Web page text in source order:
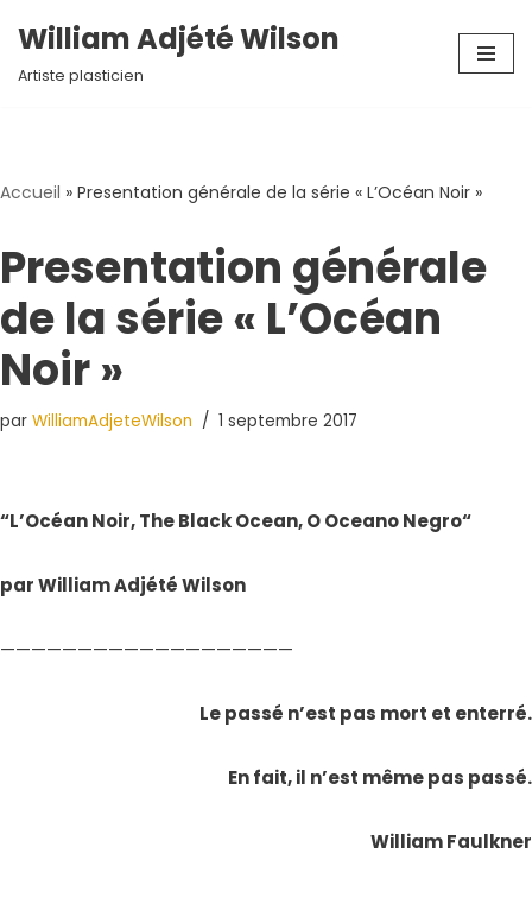
William Adjété Wilson
Artiste plasticien
Accueil » Presentation générale de la série « L’Océan Noir »
Presentation générale
de la série « L’Océan
Noir »
par WilliamAdjeteWilson 1 septembre 2017
“L’Océan Noir, The Black Ocean, O Oceano Negro“
par William Adjété Wilson
———————————————————
Le passé n’est pas mort et enterré.
En fait, il n’est même pas passé.
William Faulkner